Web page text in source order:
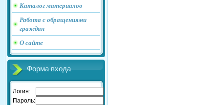
Каталог материалов
Работа с обращениями
граждан
О сайте
Форма входа
Логин:
Пароль: